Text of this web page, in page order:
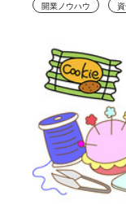
開業ノウハウ